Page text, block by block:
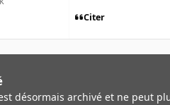
Citer
désormais archivé et ne peut